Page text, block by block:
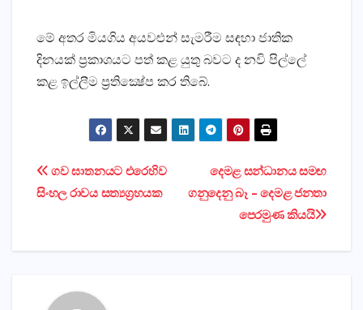
මේ අතර මියගිය අයවළුන් සැමරීම සඳහා ජාතික
දිනයක්‌ ප්‍රකාශයට පත් කළ යුතු බවට ද නවි පිල්ලේ
කළ ඉල්ලීම ප්‍රතික්‍ෂේප කර තිබේ.
Post
navigation
දෙමළ සන්ධානය සමඟ
ගනුදෙනු බෑ – දෙමළ ජනතා
පෙරමුණ කියයි
ගව ඝාතනයට එරෙහිව
සිංහල රාවය සත්‍යග්‍රහයක